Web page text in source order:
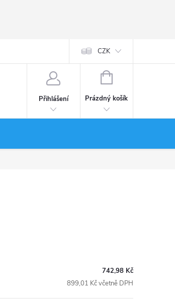
CZK
Přihlášení
NÁKUPNÍ
Prázdný košík
742,98 Kč
899,01 Kč včetně DPH